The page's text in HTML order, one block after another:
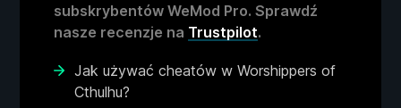
subskrybentów WeMod Pro. Sprawdź
nasze recenzje na Trustpilot.
Jak używać cheatów w Worshippers of
Cthulhu?